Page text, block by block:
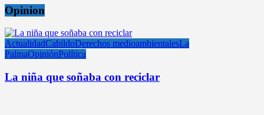
Opinion
ActualidadCabildoDerechos medioambientalesLa
PalmaOpiniónPolítica
La niña que soñaba con reciclar